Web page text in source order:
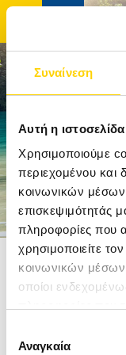
Συναίνεση
Αυτή η
Χρησιμοποιούμε
περιεχομένου και
κοινωνικών
επισκεψιμότητάς
πληροφορίες που
χρησιμοποιείτε
κοινωνικών
οποίοι
των υπηρεσιών
συγκατάθεσης
Αναγκαία
ΑΡΧΙΚΉ
ΤΑΞΊΔΙΑ
ΑΚΤΟΠΛΟΪΚΆ
ΚΡΟΥΑΖΙΕΡΕΣ
ΞΕΝΟΔΟΧΕΊΑ
Αρχική Ταξίδια